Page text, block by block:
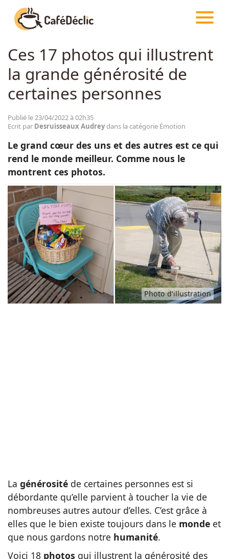
Créativité
Divertissement
Emotion
Animaux
Famille
CAFÉDÉCLIC ARTICLES ÉMOTION
Ces 17 photos qui illustrent
la grande générosité de
certaines personnes
Publié le 23/04/2022 à 02h35
Ecrit par Desruisseaux Audreydans la catégorie Émotion
Le grand cœur des uns et des autres est ce qui
rend le monde meilleur. Comme nous le
montrent ces photos.
Photo d'illustration
La générosité de certaines personnes est si
débordante qu’elle parvient à toucher la vie de
nombreuses autres autour d’elles. C’est grâce à
elles que le bien existe toujours dans le monde et
que nous gardons notre humanité.
Voici 18 photos qui illustrent la générosité des